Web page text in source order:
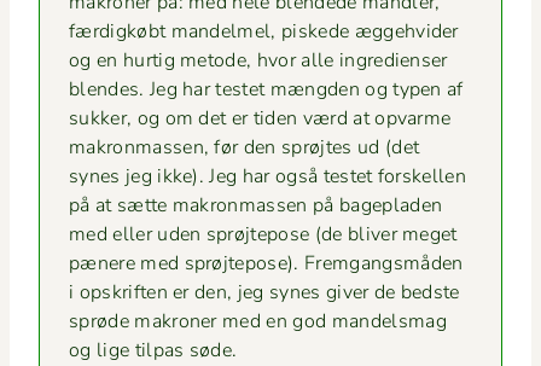
færdigkøbt man­delmel, piskede ægge­hvider
og en hur­tig metode, hvor alle ingre­di­enser
blendes. Jeg har testet mæng­den og typen af
sukker, og om det er tiden værd at opvarme
makro­n­massen, før den sprøjtes ud (det
synes jeg ikke). Jeg har også testet forskellen
på at sætte makro­n­massen på bage­pladen
med eller uden sprøjtepose (de bliv­er meget
pænere med sprøjtepose). Frem­gangsmå­den
i opskriften er den, jeg synes giv­er de bed­ste
sprøde makro­ner med en god man­dels­mag
og lige tilpas søde.